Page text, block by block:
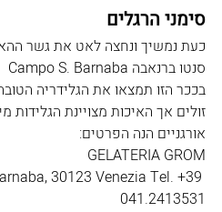
סימני הרגלים
כעת נמשיך ונחצה לאט את גשר
סנטו ברנאבה Campo S. Barnaba
זולים אך האיכות מצויינת הגלידות
אורגניים הנה הפרטים:
GELATERIA GROM
30123 Venezia Tel. +39
041.2413531